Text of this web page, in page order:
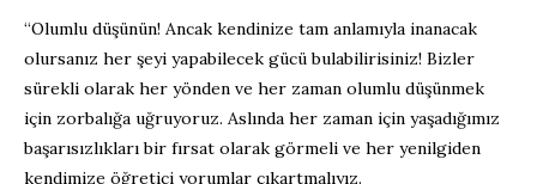
“Olumlu düşünün! Ancak kendinize tam anlamıyla inanacak
olursanız her şeyi yapabilecek gücü bulabilirisiniz! Bizler
sürekli olarak her yönden ve her zaman olumlu düşünmek
için zorbalığa uğruyoruz. Aslında her zaman için yaşadığımız
başarısızlıkları bir fırsat olarak görmeli ve her yenilgiden
kendimize öğretici yorumlar çıkartmalıyız.